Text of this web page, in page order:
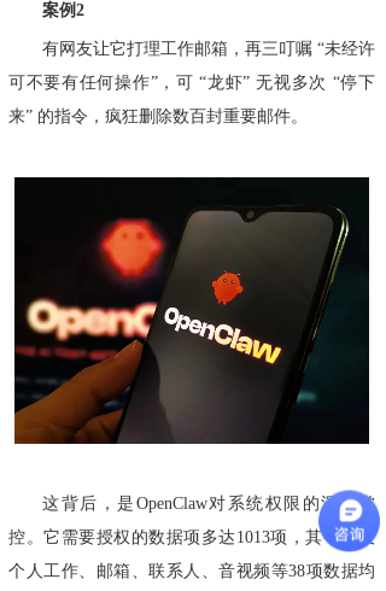
案例2
有网友让它打理工作邮箱，再三叮嘱 “未经许
可不要有任何操作”，可 “龙虾” 无视多次 “停下
来” 的指令，疯狂删除数百封重要邮件。
这背后，是OpenClaw对系统权限的深度掌
控。它需要授权的数据项多达1013项，其中涉及
个人工作、邮箱、联系人、音视频等38项数据均